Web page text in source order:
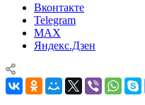
Вконтакте
Telegram
MAX
Яндекс.Дзен